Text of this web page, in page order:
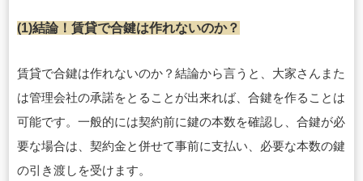
(1)結論！賃貸で合鍵は作れないのか？
賃貸で合鍵は作れないのか？結論から言うと、大家さんまた
は管理会社の承諾をとることが出来れば、合鍵を作ることは
可能です。一般的には契約前に鍵の本数を確認し、合鍵が必
要な場合は、契約金と併せて事前に支払い、必要な本数の鍵
の引き渡しを受けます。